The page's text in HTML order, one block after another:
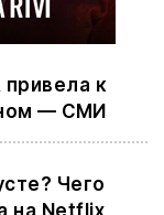
к
— СМИ
Чего